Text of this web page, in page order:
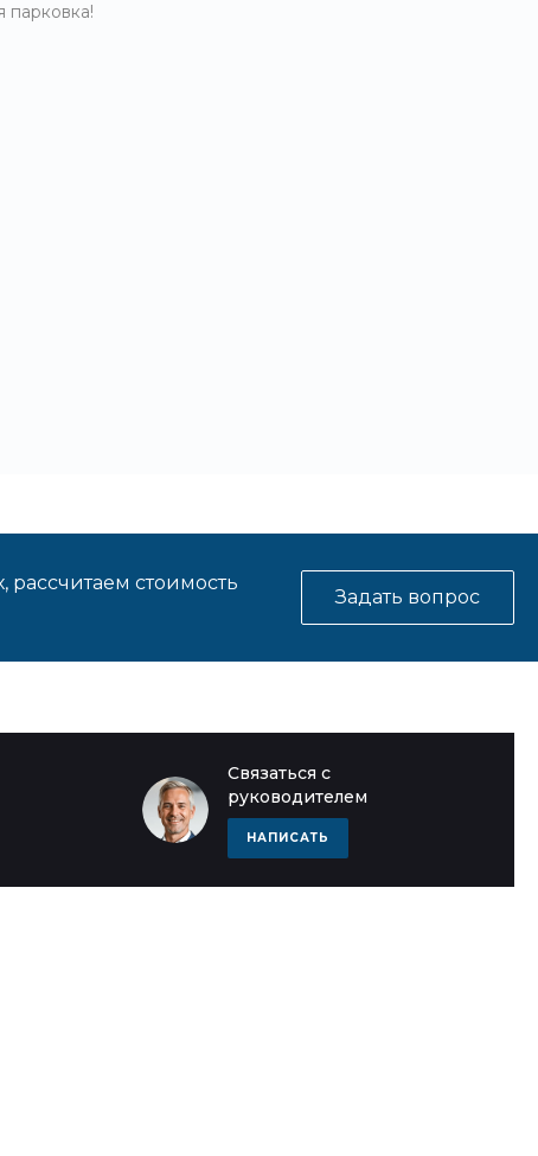
парковка!
рассчитаем стоимость
Задать вопрос
Связаться с
руководителем
НАПИСАТЬ